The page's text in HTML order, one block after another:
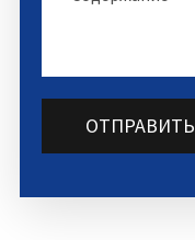
ОТПРАВИТЬ